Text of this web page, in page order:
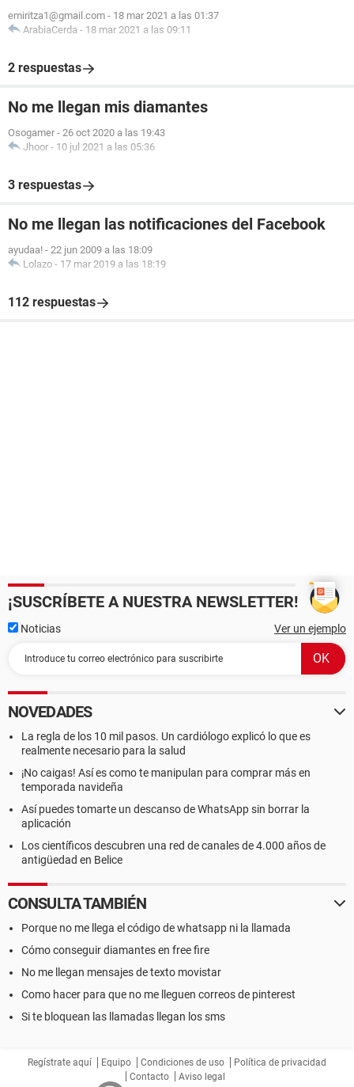
emiritza1@gmail.com - 18 mar 2021 a las 01:37
ArabiaCerda - 18 mar 2021 a las 09:11
2 respuestas
No me llegan mis diamantes
Osogamer - 26 oct 2020 a las 19:43
Jhoor - 10 jul 2021 a las 05:36
3 respuestas
No me llegan las notificaciones del Facebook
ayudaa! - 22 jun 2009 a las 18:09
Lolazo - 17 mar 2019 a las 18:19
112 respuestas
¡SUSCRÍBETE A NUESTRA NEWSLETTER!
Noticias Ver un ejemplo
NOVEDADES
La regla de los 10 mil pasos. Un cardiólogo explicó lo que es
realmente necesario para la salud
¡No caigas! Así es como te manipulan para comprar más en
temporada navideña
Así puedes tomarte un descanso de WhatsApp sin borrar la
aplicación
Los científicos descubren una red de canales de 4.000 años de
antigüedad en Belice
CONSULTA TAMBIÉN
Porque no me llega el código de whatsapp ni la llamada
Cómo conseguir diamantes en free fire
No me llegan mensajes de texto movistar
Como hacer para que no me lleguen correos de pinterest
Si te bloquean las llamadas llegan los sms
Regístrate aquí Equipo Condiciones de uso
Política de privacidad
Contacto
Aviso legal